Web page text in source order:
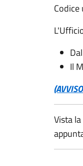
Il
Vista